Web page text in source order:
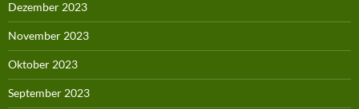
Dezember 2023
November 2023
Oktober 2023
September 2023